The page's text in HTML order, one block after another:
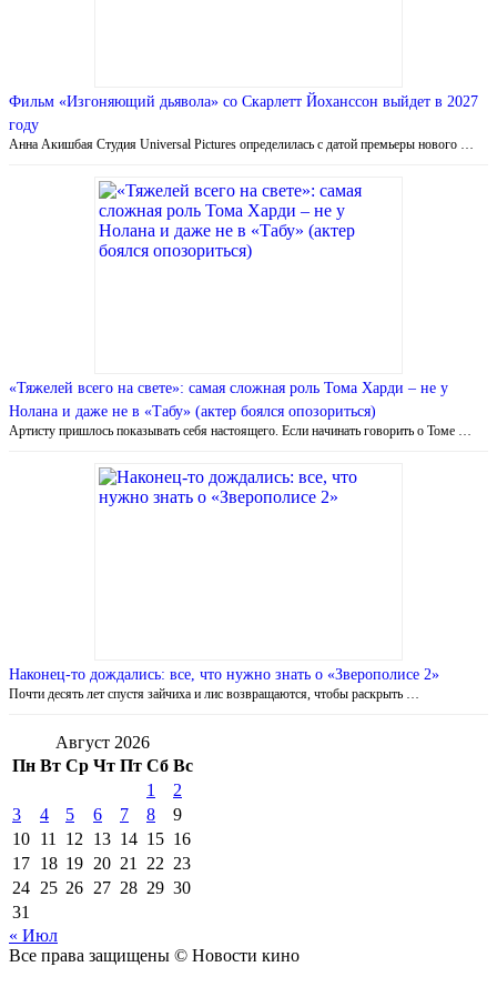
Фильм «Изгоняющий дьявола» со Скарлетт Йоханссон выйдет в 2027
году
Анна Акишбая Студия Universal Pictures определилась с датой премьеры нового …
«Тяжелей всего на свете»: самая сложная роль Тома Харди – не у
Нолана и даже не в «Табу» (актер боялся опозориться)
Артисту пришлось показывать себя настоящего. Если начинать говорить о Томе …
Наконец-то дождались: все, что нужно знать о «Зверополисе 2»
Почти десять лет спустя зайчиха и лис возвращаются, чтобы раскрыть …
Август 2026
Пн Вт Ср Чт Пт Сб Вс
1
2
3
4 5 6 7 8
9
10 11 12 13 14 15 16
17 18 19 20 21 22 23
24 25 26 27 28 29 30
31
« Июл
Все права защищены © Новости кино